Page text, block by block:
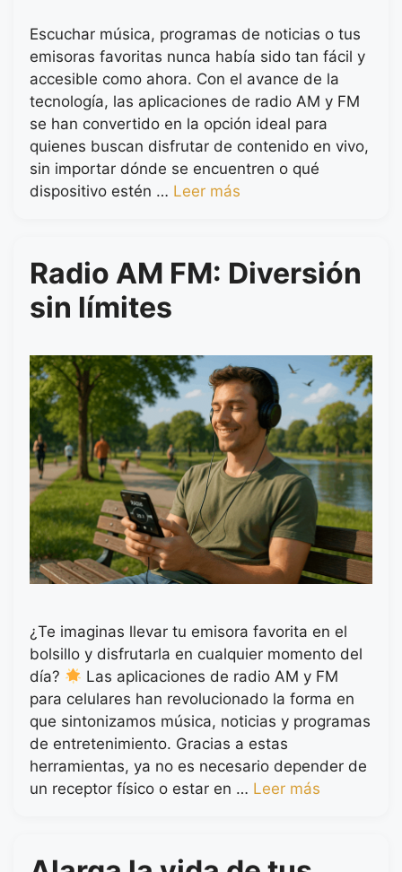
Escuchar música, programas de noticias o tus
emisoras favoritas nunca había sido tan fácil y
accesible como ahora. Con el avance de la
tecnología, las aplicaciones de radio AM y FM
se han convertido en la opción ideal para
quienes buscan disfrutar de contenido en vivo,
sin importar dónde se encuentren o qué
dispositivo estén … Leer más
Radio AM FM: Diversión
sin límites
¿Te imaginas llevar tu emisora favorita en el
bolsillo y disfrutarla en cualquier momento del
día?
Las aplicaciones de radio AM y FM
para celulares han revolucionado la forma en
que sintonizamos música, noticias y programas
de entretenimiento. Gracias a estas
herramientas, ya no es necesario depender de
un receptor físico o estar en … Leer más